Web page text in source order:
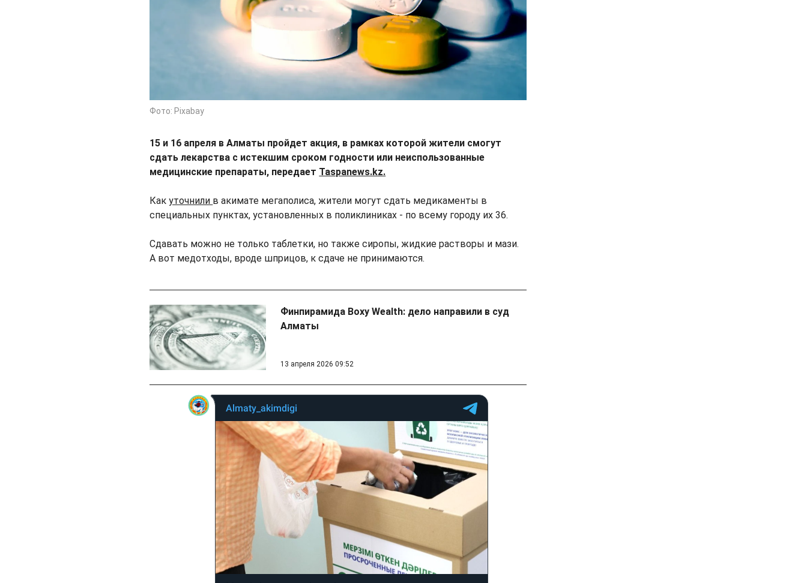
Фото: Pixabay
15 и 16 апреля в Алматы пройдет акция, в рамках которой жители смогут
сдать лекарства с истекшим сроком годности или неиспользованные
медицинские препараты, передает Taspanews.kz.
Какуточнили в акимате мегаполиса, жители могут сдать медикаменты в
специальных пунктах, установленных в поликлиниках - по всему городу их 36.
Сдавать можно не только таблетки, но также сиропы, жидкие растворы и мази.
А вот медотходы, вроде шприцов, к сдаче не принимаются.
Финпирамида Boxy Wealth: дело направили в суд
Алматы
13 апреля 2026 09:52